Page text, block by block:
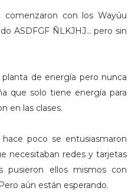
comenzaron con los Wayúu
ASDFGF ÑLKJHJ... pero sin
de energía pero nunca
que solo tiene energía para
en las clases.
poco se entusiasmaron
necesitaban redes y tarjetas
pusieron ellos mismos con
aún están esperando.